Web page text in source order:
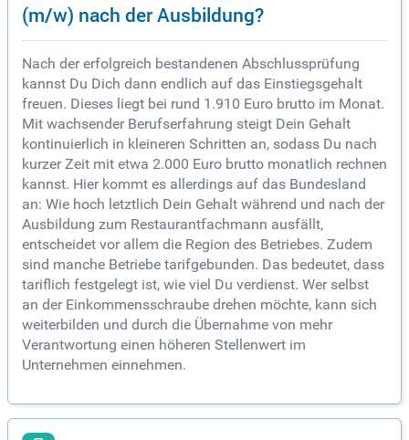
(m/w) nach der Ausbildung?
Nach der erfolgreich bestandenen Abschlussprüfung
kannst Du Dich dann endlich auf das Einstiegsgehalt
freuen. Dieses liegt bei rund 1.910 Euro brutto im Monat.
Mit wachsender Berufserfahrung steigt Dein Gehalt
kontinuierlich in kleineren Schritten an, sodass Du nach
kurzer Zeit mit etwa 2.000 Euro brutto monatlich rechnen
kannst. Hier kommt es allerdings auf das Bundesland
an: Wie hoch letztlich Dein Gehalt während und nach der
Ausbildung zum Restaurantfachmann ausfällt,
entscheidet vor allem die Region des Betriebes. Zudem
sind manche Betriebe tarifgebunden. Das bedeutet, dass
tariflich festgelegt ist, wie viel Du verdienst. Wer selbst
an der Einkommensschraube drehen möchte, kann sich
weiterbilden und durch die Übernahme von mehr
Verantwortung einen höheren Stellenwert im
Unternehmen einnehmen.